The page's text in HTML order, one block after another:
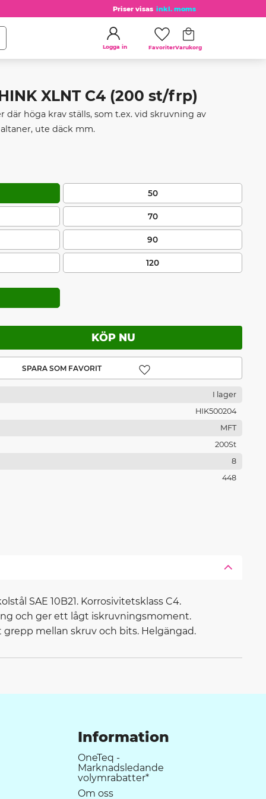
Priser visas inkl. moms
Logga in
Favoriter
Kundvagn
XLNT C4 (200 st/frp)
höga krav ställs, som t.ex. vid skruvning av
ute däck mm.
50
70
90
120
Lägg till i favoriter
I lager
HIK500204
MFT
200St
8
448
SAE 10B21. Korrosivitetsklass C4.
och ger ett lågt iskruvningsmoment.
mellan skruv och bits. Helgängad.
Information
OneTeq -
Marknadsledande
volymrabatter*
Om oss